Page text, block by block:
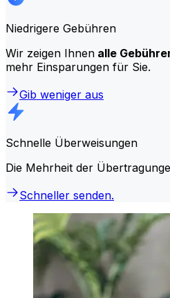
Niedrigere Gebühren
Wir zeigen Ihnen alle
mehr Einsparungen für Sie.
Gib weniger aus
Schnelle Überweisungen
Die Mehrheit der
Schneller senden.